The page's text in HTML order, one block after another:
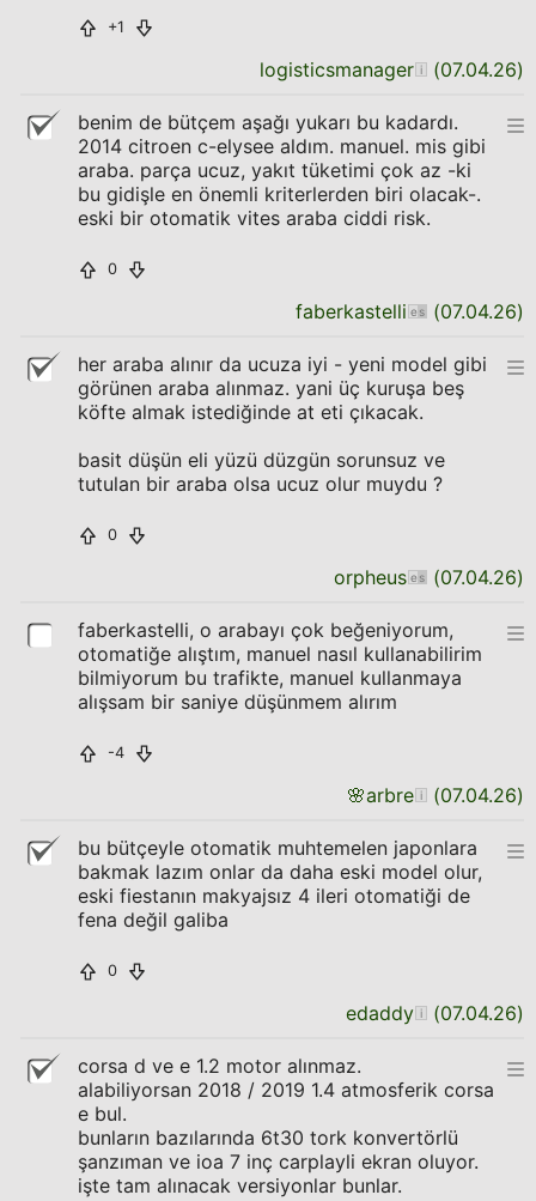
+1
logisticsmanager (07.04.26)
benim de bütçem aşağı yukarı bu kadardı.
2014 citroen c-elysee aldım. manuel. mis gibi
araba. parça ucuz, yakıt tüketimi çok az -ki
bu gidişle en önemli kriterlerden biri olacak-.
eski bir otomatik vites araba ciddi risk.
0
faberkastelli (07.04.26)
her araba alınır da ucuza iyi - yeni model gibi
görünen araba alınmaz. yani üç kuruşa beş
köfte almak istediğinde at eti çıkacak.
basit düşün eli yüzü düzgün sorunsuz ve
tutulan bir araba olsa ucuz olur muydu ?
0
orpheus (07.04.26)
faberkastelli, o arabayı çok beğeniyorum,
otomatiğe alıştım, manuel nasıl kullanabilirim
bilmiyorum bu trafikte, manuel kullanmaya
alışsam bir saniye düşünmem alırım
-4
🌸arbre (07.04.26)
bu bütçeyle otomatik muhtemelen japonlara
bakmak lazım onlar da daha eski model olur,
eski fiestanın makyajsız 4 ileri otomatiği de
fena değil galiba
0
edaddy (07.04.26)
corsa d ve e 1.2 motor alınmaz.
alabiliyorsan 2018 / 2019 1.4 atmosferik corsa
e bul.
bunların bazılarında 6t30 tork konvertörlü
şanzıman ve ioa 7 inç carplayli ekran oluyor.
işte tam alınacak versiyonlar bunlar.